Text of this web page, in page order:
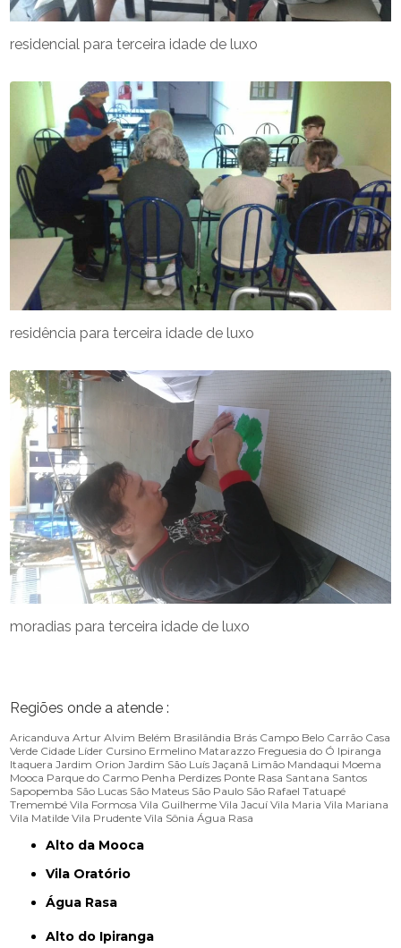
residencial para terceira idade de luxo
residência para terceira idade de luxo
moradias para terceira idade de luxo
Regiões onde a atende :
Aricanduva Artur Alvim Belém Brasilândia Brás Campo Belo Carrão Casa
Verde Cidade Líder Cursino Ermelino Matarazzo Freguesia do Ó Ipiranga
Itaquera Jardim Orion Jardim São Luís Jaçanã Limão Mandaqui Moema
Mooca Parque do Carmo Penha Perdizes Ponte Rasa Santana Santos
Sapopemba São Lucas São Mateus São Paulo São Rafael Tatuapé
Tremembé Vila Formosa Vila Guilherme Vila Jacuí Vila Maria Vila Mariana
Vila Matilde Vila Prudente Vila Sônia Água Rasa
Alto da Mooca
Vila Oratório
Água Rasa
Alto do Ipiranga